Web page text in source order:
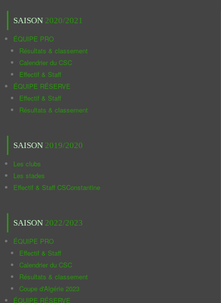
SAISON 2020/2021
ÉQUIPE PRO
Résultats & classement
Calendrier du CSC
Effectif & Staff
ÉQUIPE RÉSERVE
Effectif & Staff
Résultats & classement
SAISON 2019/2020
Les clubs
Les stades
Effectif & Staff CSConstantine
SAISON 2022/2023
ÉQUIPE PRO
Effectif & Staff
Calendrier du CSC
Résultats & classement
Coupe d'Algérie 2023
ÉQUIPE RÉSERVE